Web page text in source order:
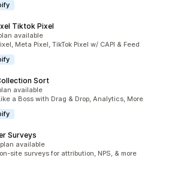
Tiktok Pixel
available
Meta Pixel, TikTok Pixel w/ CAPI & Feed
Sort
available
a Boss with Drag & Drop, Analytics, More
Surveys
available
site surveys for attribution, NPS, & more